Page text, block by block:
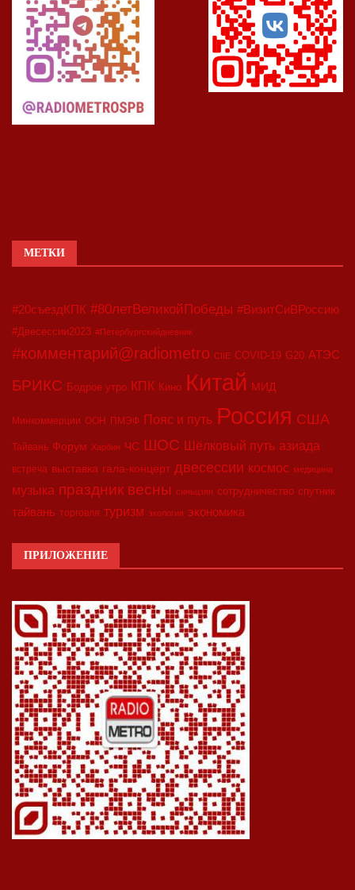
МЕТКИ
#20съездКПК #80летВеликойПобеды #ВизитСиВРоссию
#Двесессии2023 #Петербургскийдневник
#комментарий@radiometro CIIE COVID-19 G20 АТЭС
БРИКС Бодрое утро КПК Кино Китай МИД
Минкоммерции ООН ПМЭФ Пояс и путь Россия США
Тайвань Форум Харбин ЧС ШОС Шёлковый путь азиада
встреча выставка гала-концерт двесессии космос медицина
музыка праздник весны синьцзян сотрудничество спутник
тайвань торговля туризм экология экономика
ПРИЛОЖЕНИЕ